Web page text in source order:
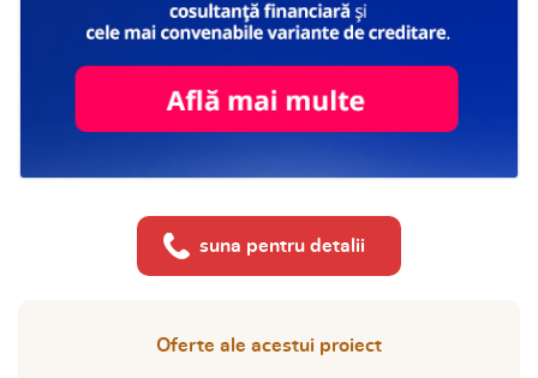
suna pentru detalii
Oferte ale acestui proiect